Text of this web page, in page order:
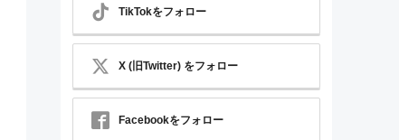
TikTokをフォロー
X (旧Twitter) をフォロー
Facebookをフォロー